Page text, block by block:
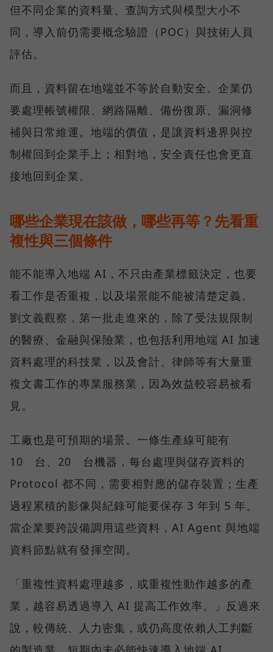
但不同企業的資料量、查詢方式與模型大小不
同，導入前仍需要概念驗證（POC）與技術人員
評估。
而且，資料留在地端並不等於自動安全。企業仍
要處理帳號權限、網路隔離、備份復原、漏洞修
補與日常維運。地端的價值，是讓資料邊界與控
制權回到企業手上；相對地，安全責任也會更直
接地回到企業。
哪些企業現在該做，哪些再等？先看重
複性與三個條件
能不能導入地端 AI，不只由產業標籤決定，也要
看工作是否重複，以及場景能不能被清楚定義。
劉文義觀察，第一批走進來的，除了受法規限制
的醫療、金融與保險業，也包括利用地端 AI 加速
資料處理的科技業，以及會計、律師等有大量重
複文書工作的專業服務業，因為效益較容易被看
見。
工廠也是可預期的場景。一條生產線可能有
10 台、20 台機器，每台處理與儲存資料的
Protocol 都不同，需要相對應的儲存裝置；生產
過程累積的影像與紀錄可能要保存 3 年到 5 年。
當企業要跨設備調用這些資料，AI Agent 與地端
資料節點就有發揮空間。
「重複性資料處理越多，或重複性動作越多的產
業，越容易透過導入 AI 提高工作效率。」反過來
說，較傳統、人力密集，或仍高度依賴人工判斷